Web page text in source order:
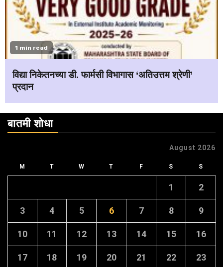
1 min read
विद्या निकेतनच्या डी. फार्मसी विभागास ‘अतिउत्तम श्रेणी’
प्रदान
बातमी शोधा
August 2026
M T W T F S S
1 2
3 4 5 6 7 8 9
10 11 12 13 14 15 16
17 18 19 20 21 22 23